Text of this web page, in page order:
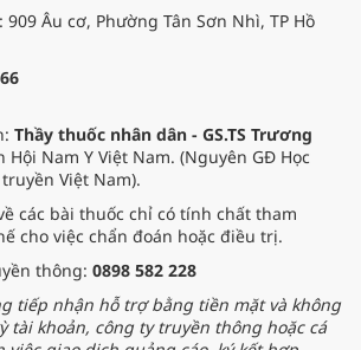
909 Âu cơ, Phường Tân Sơn Nhì, TP Hồ
Thầy thuốc nhân dân - GS.TS Trương
Hội Nam Y Việt Nam. (Nguyên GĐ Học
Việt Nam).
các bài thuốc chỉ có tính chất tham
cho việc chẩn đoán hoặc điều trị.
thông: 0898 582 228
tiếp nhận hỗ trợ bằng tiền mặt và không
tài khoản, công ty truyền thông hoặc cá